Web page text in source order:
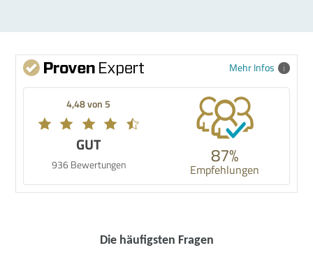
Mehr Infos
4,48 von 5
GUT
936 Bewertungen 87%
Empfehlungen
Die häufigsten Fragen